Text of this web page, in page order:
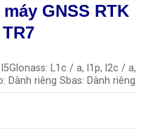
GNSS RTK
L1c / a, l1p, l2c / a,
Dành riêng Sbas: Dành riêng